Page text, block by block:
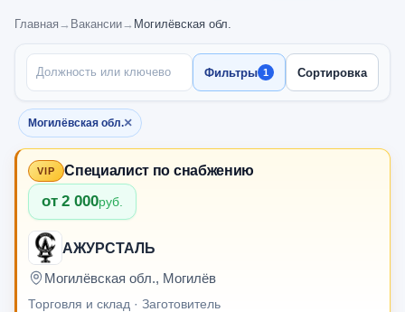
Главная → Вакансии→ Могилёвская обл.
ПОИСК ПО НАЗВАНИЮ
Фильтры 1 Сортировка
Могилёвская обл.×
Убрать фильтр
VIP Специалист по снабжению
от 2 000руб.
АЖУРСТАЛЬ
Могилёвская обл., Могилёв
Торговля и склад · Заготовитель